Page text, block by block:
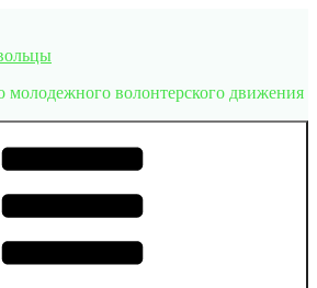
молодежного волонтерского движения